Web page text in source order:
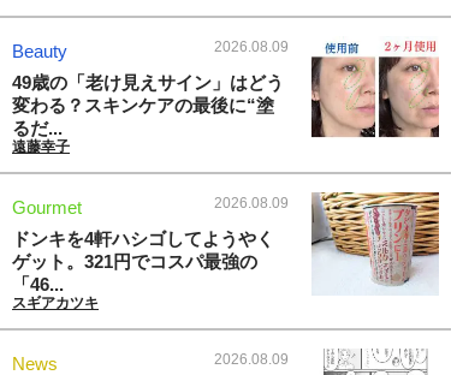
Beauty 2026.08.09
49歳の「老け見えサイン」はどう
変わる？スキンケアの最後に“塗
るだ...
遠藤幸子
Gourmet 2026.08.09
ドンキを4軒ハシゴしてようやく
ゲット。321円でコスパ最強の
「46...
スギアカツキ
News 2026.08.09